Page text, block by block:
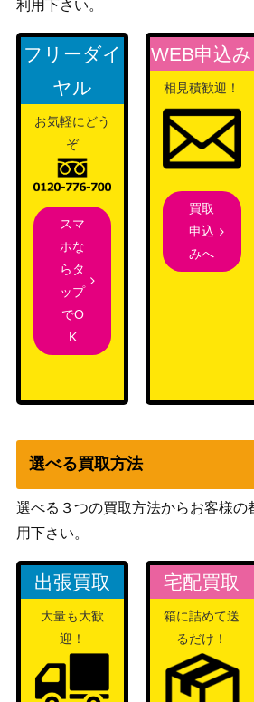
利用下さい。
フリーダイ
ヤル
お気軽にどう
ぞ
スマ
ホな
らタ
ップ
でO
K
WEB申込み
相見積歓迎！
買取
申込
みへ
選べる買取方法
選べる３つの買取方法からお客様の
用下さい。
出張買取
大量も大歓
迎！
宅配買取
箱に詰めて送
るだけ！